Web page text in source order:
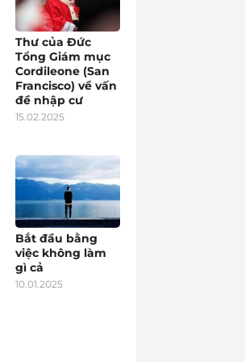
Thư của Đức
Tổng Giám mục
Cordileone (San
Francisco) về vấn
đề nhập cư
15.02.2025
Bắt đầu bằng
việc không làm
gì cả
10.01.2025